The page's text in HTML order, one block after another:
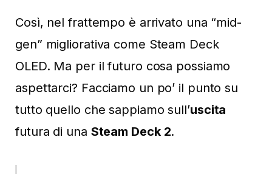
Così, nel frattempo è arrivato una “mid-
gen” migliorativa come Steam Deck
OLED. Ma per il futuro cosa possiamo
aspettarci? Facciamo un po’ il punto su
tutto quello che sappiamo sull’uscita
futura di una Steam Deck 2.